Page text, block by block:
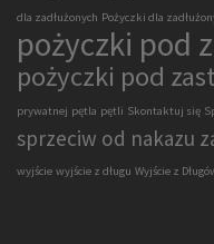
dla zadłużonych Pożyczki dla
pożyczki pod
pożyczki pod
prywatnej pętla pętli Skontaktuj się
sprzeciw od nakazu
wyjście wyjście z długu Wyjście z